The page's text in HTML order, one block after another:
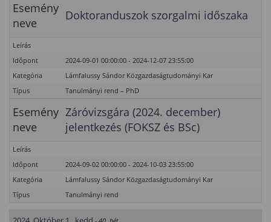
Esemény
neve
Doktoranduszok szorgalmi időszaka
Leírás
Időpont
2024-09-01 00:00:00 - 2024-12-07 23:55:00
Kategória
Lámfalussy Sándor Közgazdaságtudományi Kar
Típus
Tanulmányi rend – PhD
Esemény
neve
Záróvizsgára (2024. december)
jelentkezés (FOKSZ és BSc)
Leírás
Időpont
2024-09-02 00:00:00 - 2024-10-03 23:55:00
Kategória
Lámfalussy Sándor Közgazdaságtudományi Kar
Típus
Tanulmányi rend